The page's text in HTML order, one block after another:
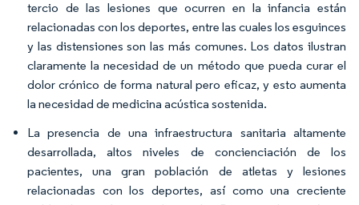
tercio de las lesiones que ocurren en la infancia están
relacionadas con los deportes, entre las cuales los esguinces
y las distensiones son las más comunes. Los datos ilustran
claramente la necesidad de un método que pueda curar el
dolor crónico de forma natural pero eficaz, y esto aumenta
la necesidad de medicina acústica sostenida.
La presencia de una infraestructura sanitaria altamente
desarrollada, altos niveles de concienciación de los
pacientes, una gran población de atletas y lesiones
relacionadas con los deportes, así como una creciente